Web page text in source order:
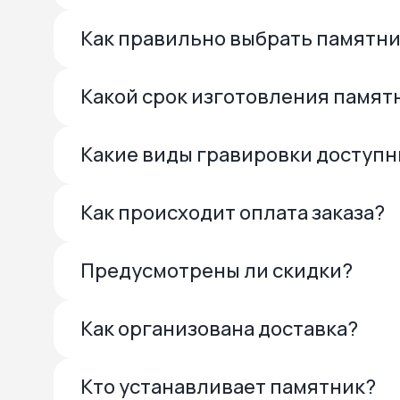
Как правильно выбрать
Какой срок изготовления
Какие виды гравировки
Как происходит оплата заказа?
Предусмотрены ли скидки?
Как организована доставка?
Кто устанавливает памятник?